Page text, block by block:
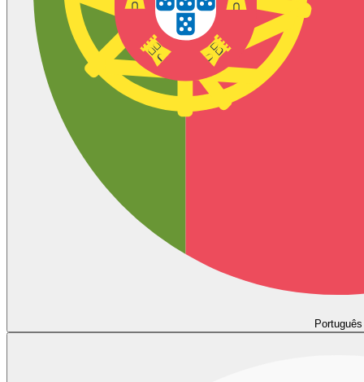
Português